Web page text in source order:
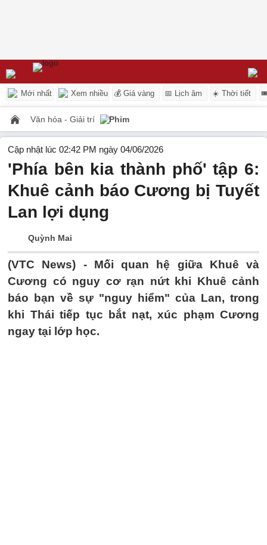
Mới nhất Xem nhiều 💰 Giá vàng 📅 Lịch âm ☀️ Thời tiết
Văn hóa - Giải trí Phim
Cập nhật lúc 02:42 PM ngày 04/06/2026
'Phía bên kia thành phố' tập 6:
Khuê cảnh báo Cương bị Tuyết
Lan lợi dụng
Quỳnh Mai
(VTC News) - Mối quan hệ giữa Khuê và
Cương có nguy cơ rạn nứt khi Khuê cảnh
báo bạn về sự "nguy hiểm" của Lan, trong
khi Thái tiếp tục bắt nạt, xúc phạm Cương
ngay tại lớp học.